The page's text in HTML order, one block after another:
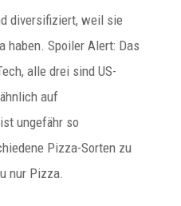
diversifiziert, weil sie
haben. Spoiler Alert: Das
alle drei sind US-
auf
ungefähr so
Pizza-Sorten zu
nur Pizza.